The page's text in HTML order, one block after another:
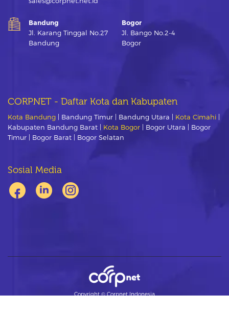
Bandung
Jl. Karang Tinggal No.27
Bandung
Bogor
Jl. Bango No.2-4
Bogor
CORPNET - Daftar Kota dan Kabupaten
Kota Bandung | Bandung Timur | Bandung Utara | Kota Cimahi
Kabupaten Bandung Barat | Kota Bogor | Bogor Utara | Bogor
Timur | Bogor Barat | Bogor Selatan
Sosial Media
Copyright © Corpnet Indonesia